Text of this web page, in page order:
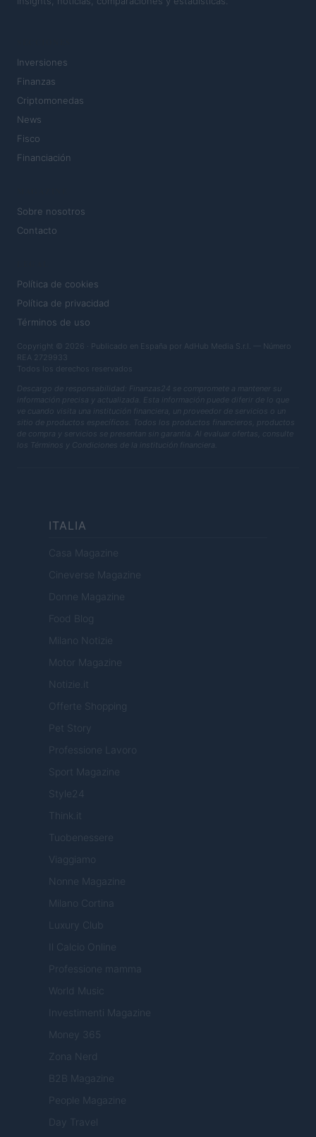
Inversiones
Finanzas
Criptomonedas
News
Fisco
Financiación
Sobre nosotros
Contacto
Política de cookies
Política de privacidad
Términos de uso
Copyright © 2026 · Publicado en España por AdHub Media S.r.l. — Número
REA 2729933
Todos los derechos reservados
Descargo de responsabilidad: Finanzas24 se compromete a mantener su
información precisa y actualizada. Esta información puede diferir de lo que
ve cuando visita una institución financiera, un proveedor de servicios o un
sitio de productos específicos. Todos los productos financieros, productos
de compra y servicios se presentan sin garantía. Al evaluar ofertas, consulte
los Términos y Condiciones de la institución financiera.
ITALIA
Casa Magazine
Cineverse Magazine
Donne Magazine
Food Blog
Milano Notizie
Motor Magazine
Notizie.it
Offerte Shopping
Pet Story
Professione Lavoro
Sport Magazine
Style24
Think.it
Tuobenessere
Viaggiamo
Nonne Magazine
Milano Cortina
Luxury Club
Il Calcio Online
Professione mamma
World Music
Investimenti Magazine
Money 365
Zona Nerd
B2B Magazine
People Magazine
Day Travel